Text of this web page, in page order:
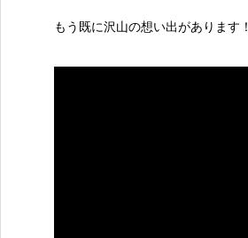
もう既に沢山の想い出があります！